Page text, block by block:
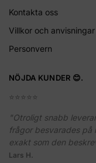
Kontakta oss
Villkor och
Personvern
NÖJDA KUNDER 😊.
⭐️⭐️⭐️⭐️⭐️
"Otroligt snabb
frågor besvarades på
exakt som den
Lars H.